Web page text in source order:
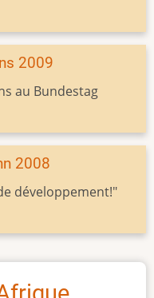
2009
au Bundestag
2008
développement!"